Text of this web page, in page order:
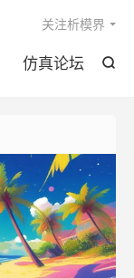

仿真论坛
关注析模界